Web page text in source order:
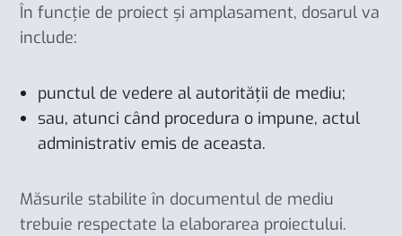
În funcție de proiect și amplasament, dosarul va
include:
punctul de vedere al autorității de mediu;
sau, atunci când procedura o impune, actul
administrativ emis de aceasta.
Măsurile stabilite în documentul de mediu
trebuie respectate la elaborarea proiectului.